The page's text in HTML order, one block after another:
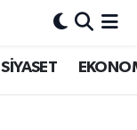
SİYASET